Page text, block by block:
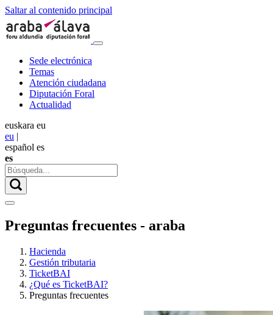
Saltar al contenido principal
Sede electrónica
Temas
Atención ciudadana
Diputación Foral
Actualidad
euskara eu
eu |
español es
es
Preguntas frecuentes - araba
Hacienda
Gestión tributaria
TicketBAI
¿Qué es TicketBAI?
Preguntas frecuentes